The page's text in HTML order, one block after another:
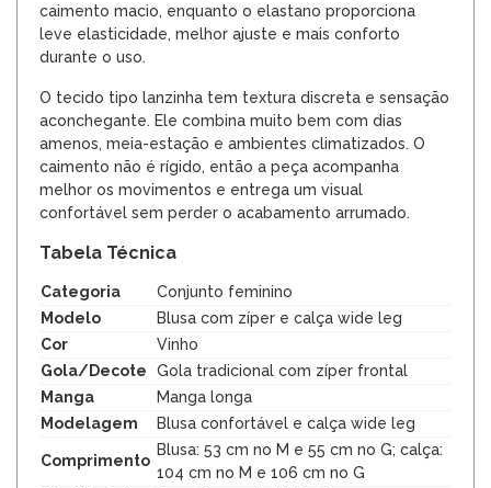
caimento macio, enquanto o elastano proporciona
leve elasticidade, melhor ajuste e mais conforto
durante o uso.
O tecido tipo lanzinha tem textura discreta e sensação
aconchegante. Ele combina muito bem com dias
amenos, meia-estação e ambientes climatizados. O
caimento não é rígido, então a peça acompanha
melhor os movimentos e entrega um visual
confortável sem perder o acabamento arrumado.
Tabela Técnica
Categoria
Conjunto feminino
Modelo
Blusa com zíper e calça wide leg
Cor
Vinho
Gola/Decote
Gola tradicional com zíper frontal
Manga
Manga longa
Modelagem
Blusa confortável e calça wide leg
Comprimento
Blusa: 53 cm no M e 55 cm no G; calça:
104 cm no M e 106 cm no G